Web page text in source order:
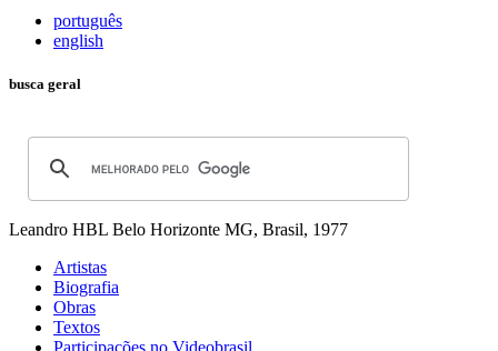
português
english
busca geral
Leandro HBL Belo Horizonte MG, Brasil, 1977
Artistas
Biografia
Obras
Textos